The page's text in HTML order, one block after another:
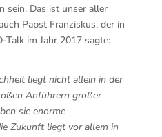
sein. Das ist unser aller
Papst Franziskus, der in
Talk im Jahr 2017 sagte:
liegt nicht allein in der
Anführern großer
sie enorme
Zukunft liegt vor allem in